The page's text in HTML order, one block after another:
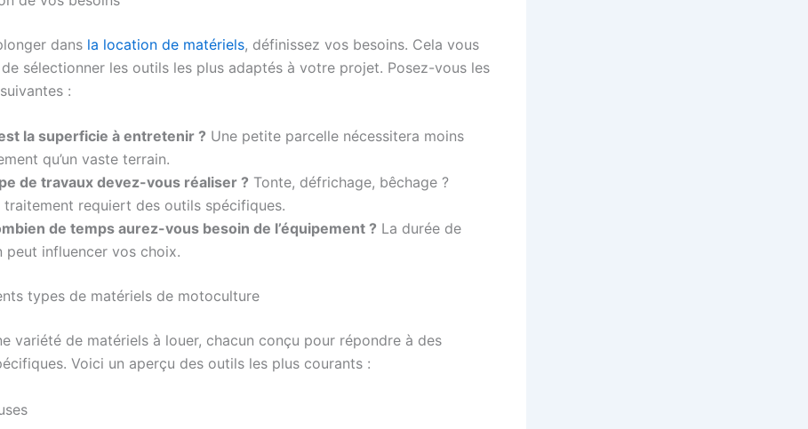
dans la location de matériels, définissez vos besoins. Cela vous
sélectionner les outils les plus adaptés à votre projet. Posez-vous les
:
la superficie à entretenir ? Une petite parcelle nécessitera moins
qu’un vaste terrain.
de travaux devez-vous réaliser ? Tonte, défrichage, bêchage ?
traitement requiert des outils spécifiques.
de temps aurez-vous besoin de l’équipement ? La durée de
peut influencer vos choix.
types de matériels de motoculture
variété de matériels à louer, chacun conçu pour répondre à des
Voici un aperçu des outils les plus courants :